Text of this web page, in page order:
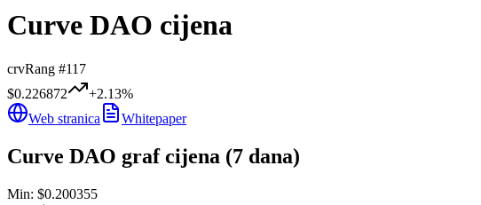
Curve DAO cijena
crvRang #117
$0.226872
+2.13%
Web stranica
Whitepaper
Curve DAO graf cijena (7 dana)
Min: $0.200355